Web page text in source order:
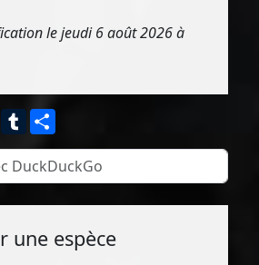
le jeudi 6 août 2026 à
Pinterest
Tumblr
une espèce